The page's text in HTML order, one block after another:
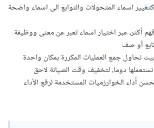
اسماء المتحولات والتوابع الى اسماء واضحة
أكثر، عبر اختيار اسماء تعبر عن معنى ووظيفة
أو صف
نحاول جمع العمليات المكررة بمكان واحدة
دوما، لتخفيف وقت الصيانة لاحق
أداء الخوارزميات المستخدمة لرفع الأداء